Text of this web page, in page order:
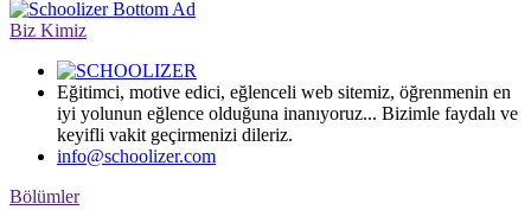
Biz Kimiz
Eğitimci, motive edici, eğlenceli web sitemiz, öğrenmenin en
iyi yolunun eğlence olduğuna inanıyoruz... Bizimle faydalı ve
keyifli vakit geçirmenizi dileriz.
info@schoolizer.com
Bölümler